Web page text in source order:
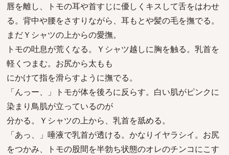
唇を離し、トモの耳や首すじに優しくキスして舌をはわせ
る。背中や腰をさすりながら、耳もとや髪の毛を撫でる。
まだＹシャツの上からの愛撫。
トモの吐息が荒くなる。Ｙシャツ越しに胸を触る。乳首を
軽くつまむ。お尻から太もも
にかけて指を滑らすように撫でる。
「んっー、」トモが体を後ろに反らす。白い肌がピンクに
染まり鳥肌が立っているのが
分かる。Ｙシャツの上から、乳首を舐める。
「あっ、」唾液で乳首が透ける。かなりイヤラシイ。お尻
をつかみ、トモの股間を半勃ち状態のオレのチンコにこす